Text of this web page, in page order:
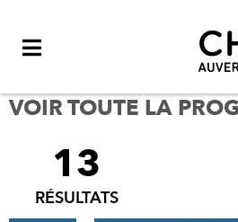
VOIR TOUTE LA
FILTRER
RÉSULTATS
13
RÉSULTATS